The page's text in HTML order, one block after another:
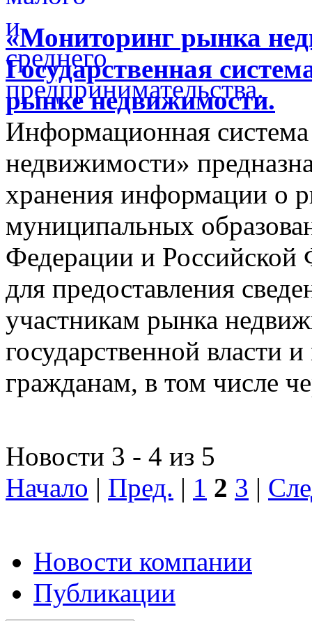
«Мониторинг рынка
Государственная
рынке недвижимости.
Информационная
недвижимости»
хранения информации о
муниципальных
Федерации и Российской
для предоставления
участникам рынка
государственной власти
гражданам, в том числе
Новости 3 - 4 из 5
Начало | Пред. | 1 2 3 |
Новости компании
Публикации